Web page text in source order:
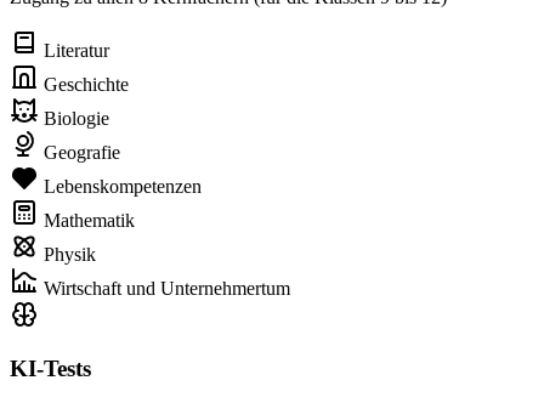
Literatur
Geschichte
Biologie
Geografie
Lebenskompetenzen
Mathematik
Physik
Wirtschaft und Unternehmertum
KI-Tests